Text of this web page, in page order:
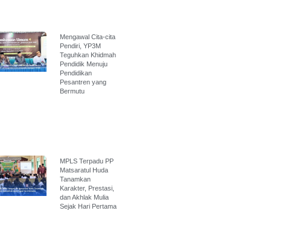
Mengawal Cita-cita
Pendiri, YP3M
Teguhkan Khidmah
Pendidik Menuju
Pendidikan
Pesantren yang
Bermutu
MPLS Terpadu PP
Matsaratul Huda
Tanamkan
Karakter, Prestasi,
dan Akhlak Mulia
Sejak Hari Pertama